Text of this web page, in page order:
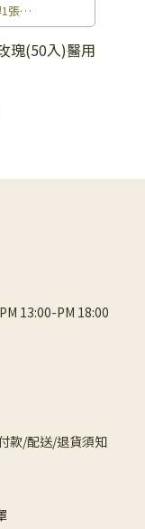
張
線條
搭重點
瑰(50入)醫用
13:00-PM 18:00
款/配送/退貨須知